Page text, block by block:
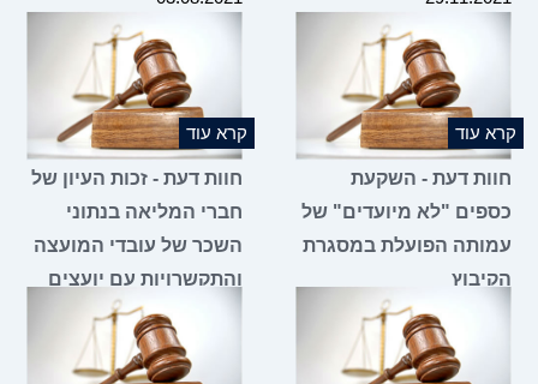
קרא עוד
חוות דעת - השקעת
כספים "לא מיועדים" של
עמותה הפועלת במסגרת
הקיבוץ
קרא עוד
חוות דעת - זכות העיון של
חברי המליאה בנתוני
השכר של עובדי המועצה
והתקשרויות עם יועצים